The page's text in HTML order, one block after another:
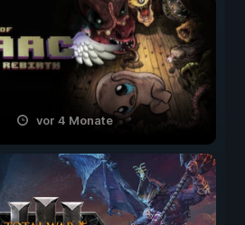
vor 4 Monate